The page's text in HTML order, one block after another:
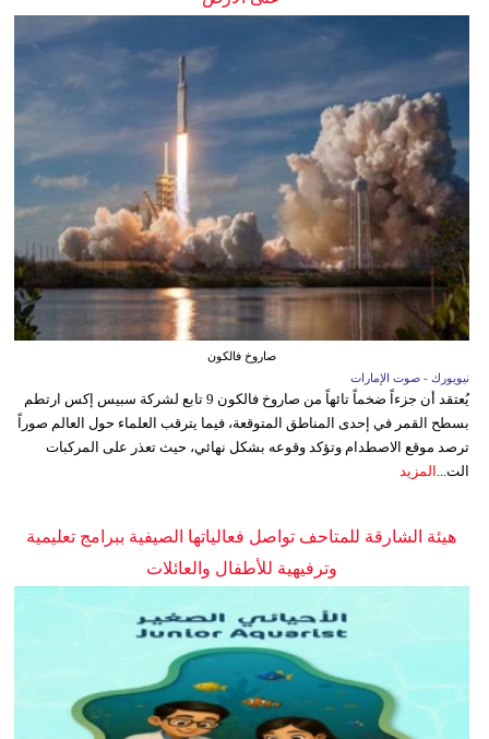
صاروخ فالكون
نيويورك - صوت الإمارات
يُعتقد أن جزءاً ضخماً تائهاً من صاروخ فالكون 9 تابع لشركة سبيس إكس ارتطم
بسطح القمر في إحدى المناطق المتوقعة، فيما يترقب العلماء حول العالم صوراً
ترصد موقع الاصطدام وتؤكد وقوعه بشكل نهائي، حيث تعذر على المركبات
الت...
المزيد
هيئة الشارقة للمتاحف تواصل فعالياتها الصيفية ببرامج تعليمية
وترفيهية للأطفال والعائلات